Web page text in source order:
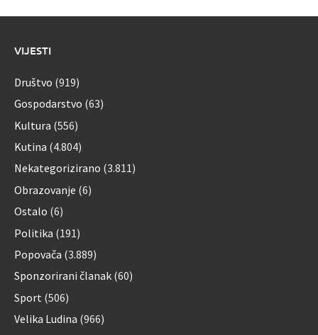
VIJESTI
Društvo (919)
Gospodarstvo (63)
Kultura (556)
Kutina (4.804)
Nekategorizirano (3.811)
Obrazovanje (6)
Ostalo (6)
Politika (191)
Popovača (3.889)
Sponzorirani članak (60)
Sport (506)
Velika Ludina (966)